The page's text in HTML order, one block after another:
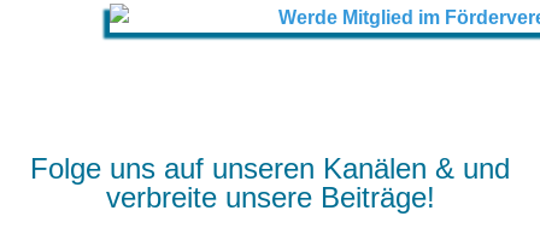
Folge uns auf unseren Kanälen & und
verbreite unsere Beiträge!